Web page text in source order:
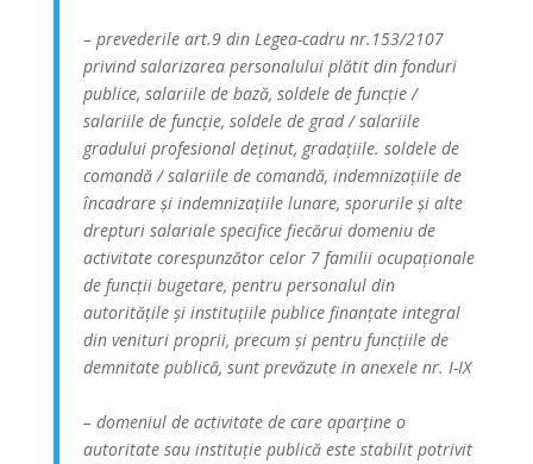
– prevederile art.9 din Legea-cadru nr.153/2107
privind salarizarea personalului plătit din fonduri
publice, salariile de bază, soldele de funcție /
salariile de funcție, soldele de grad / salariile
gradului profesional deținut, gradațiile. soldele de
comandă / salariile de comandă, indemnizațiile de
încadrare și indemnizațiile lunare, sporurile și alte
drepturi salariale specifice fiecărui domeniu de
activitate corespunzător celor 7 familii ocupaționale
de funcții bugetare, pentru personalul din
autoritățile și instituțiile publice finanțate integral
din venituri proprii, precum și pentru funcțiile de
demnitate publică, sunt prevăzute in anexele nr. I-IX
– domeniul de activitate de care aparține o
autoritate sau instituție publică este stabilit potrivit